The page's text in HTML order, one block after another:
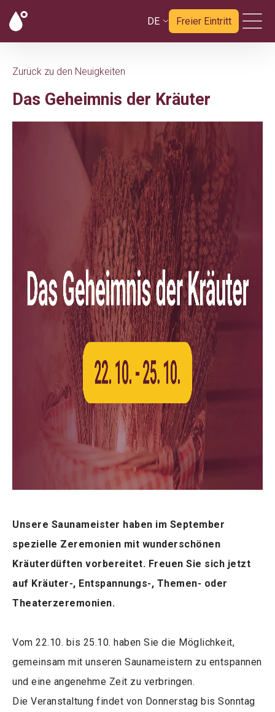
DE Freier Eintritt
Zurück zu den Neuigkeiten
Das Geheimnis der Kräuter
Unsere Saunameister haben im September
spezielle Zeremonien mit wunderschönen
Kräuterdüften vorbereitet. Freuen Sie sich jetzt
auf Kräuter-, Entspannungs-, Themen- oder
Theaterzeremonien.
Vom 22.10. bis 25.10. haben Sie die Möglichkeit,
gemeinsam mit unseren Saunameistern zu entspannen
und eine angenehme Zeit zu verbringen.
Die Veranstaltung findet von Donnerstag bis Sonntag